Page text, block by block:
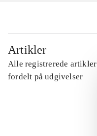
Artikler
Alle registrerede artikler
fordelt på udgivelser